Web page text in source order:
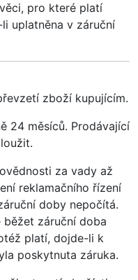
pro které platí
uplatněna v záruční
zboží kupujícím.
24 měsíců. Prodávající
za vady až
reklamačního řízení
doby nepočítá.
záruční doba
platí, dojde-li k
poskytnuta záruka.